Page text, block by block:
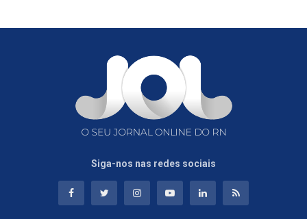
Siga-nos nas redes sociais